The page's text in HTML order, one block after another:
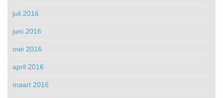
juli 2016
juni 2016
mei 2016
april 2016
maart 2016